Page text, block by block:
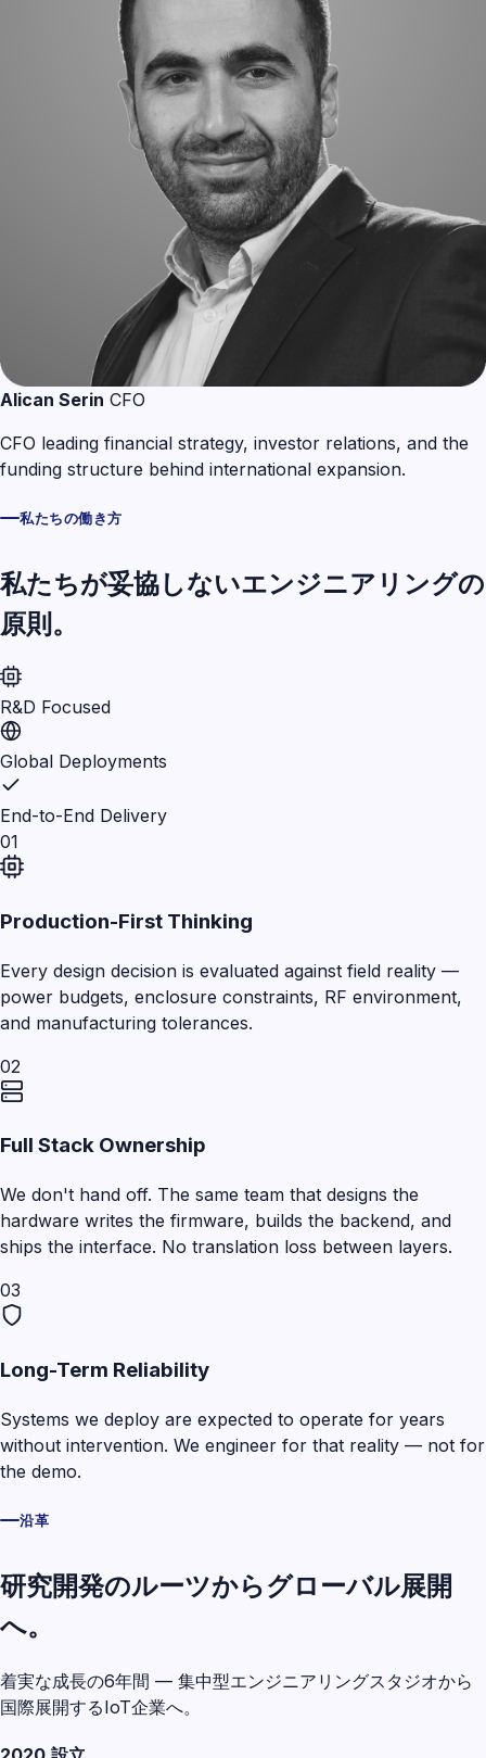
Alican Serin CFO
CFO leading financial strategy, investor relations, and the
funding structure behind international expansion.
私たちの働き方
私たちが妥協しないエンジニアリングの
原則。
R&D Focused
Global Deployments
End-to-End Delivery
01
Production-First Thinking
Every design decision is evaluated against field reality —
power budgets, enclosure constraints, RF environment,
and manufacturing tolerances.
02
Full Stack Ownership
We don't hand off. The same team that designs the
hardware writes the firmware, builds the backend, and
ships the interface. No translation loss between layers.
03
Long-Term Reliability
Systems we deploy are expected to operate for years
without intervention. We engineer for that reality — not for
the demo.
沿革
研究開発のルーツからグローバル展開
へ。
着実な成長の6年間 — 集中型エンジニアリングスタジオから
国際展開するIoT企業へ。